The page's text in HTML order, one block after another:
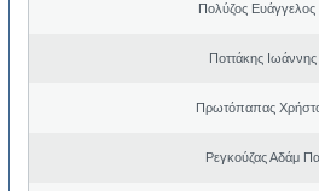
Πολύζος Ευάγγελος
Ποττάκης
Πρωτόπαπας
Ρεγκούζας Αδάμ